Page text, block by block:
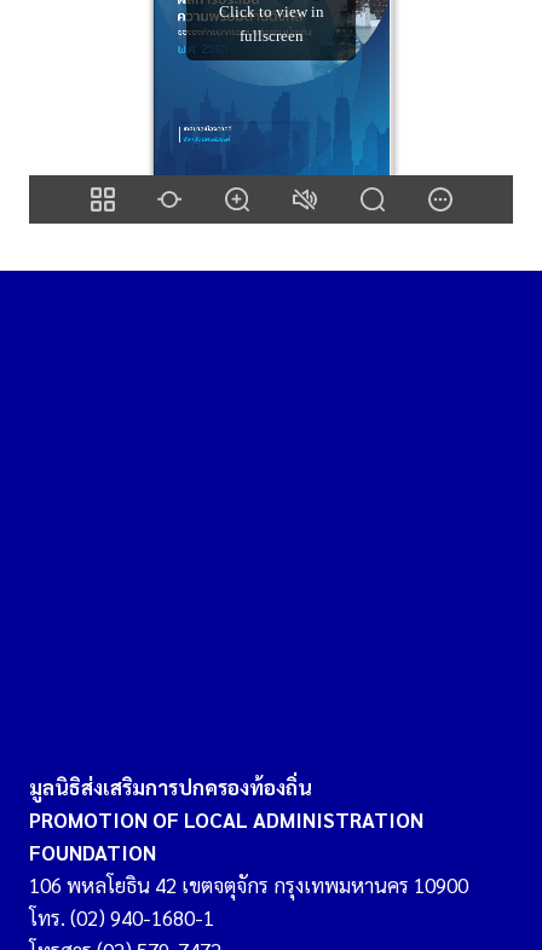
มูลนิธิส่งเสริมการปกครองท้องถิ่น
PROMOTION OF LOCAL ADMINISTRATION
FOUNDATION
106 พหลโยธิน 42 เขตจตุจักร กรุงเทพมหานคร 10900
โทร. (02) 940-1680-1